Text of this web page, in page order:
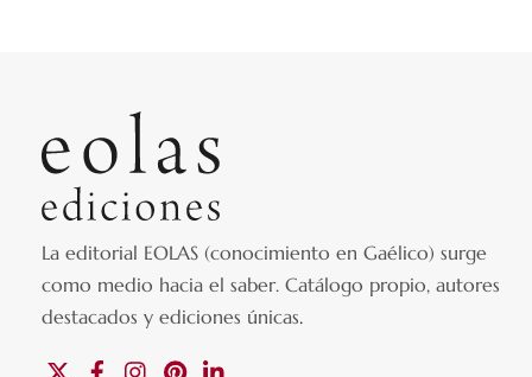
La editorial EOLAS (conocimiento en Gaélico) surge
como medio hacia el saber.Catálogo propio, autores
destacados y ediciones únicas.
FacebookInstagramPinterest